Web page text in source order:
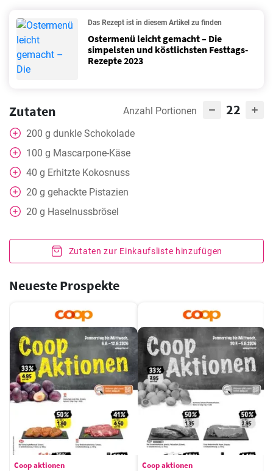
Das Rezept ist in diesem Artikel zu finden
Ostermenü leicht gemacht – Die
simpelsten und köstlichsten Festtags-
Rezepte 2023
Zutaten Anzahl Portionen 22
200 g dunkle Schokolade
100 g Mascarpone-Käse
40 g Erhitzte Kokosnuss
20 g gehackte Pistazien
20 g Haselnussbrösel
Zutaten zur Einkaufsliste hinzufügen
Neueste Prospekte
Coop aktionen Coop aktionen